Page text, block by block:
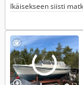
Ikäisekseen siisti